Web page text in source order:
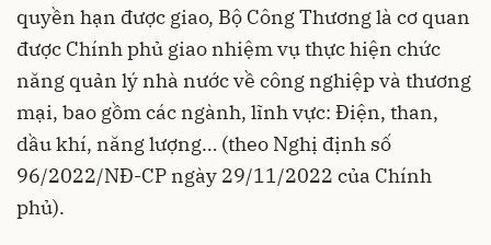
quyền hạn được giao, Bộ Công Thương là cơ quan
được Chính phủ giao nhiệm vụ thực hiện chức
năng quản lý nhà nước về công nghiệp và thương
mại, bao gồm các ngành, lĩnh vực: Điện, than,
dầu khí, năng lượng… (theo Nghị định số
96/2022/NĐ-CP ngày 29/11/2022 của Chính
phủ).